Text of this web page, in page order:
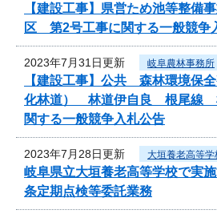
【建設工事】県営ため池等整備
区 第2号工事に関する一般競争
2023年7月31日更新 岐阜農林事務所
【建設工事】公共 森林環境保
化林道） 林道伊自良 根尾線
関する一般競争入札公告
2023年7月28日更新 大垣養老高等学
岐阜県立大垣養老高等学校で実
条定期点検等委託業務